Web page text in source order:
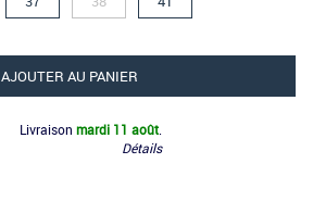
AJOUTER AU PANIER
Livraison mardi 11 août
Détails